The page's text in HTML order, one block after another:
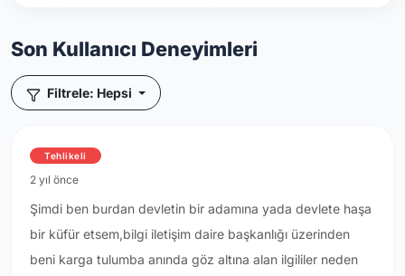
Son Kullanıcı Deneyimleri
Filtrele: Hepsi
Tehlikeli
2 yıl önce
Şimdi ben burdan devletin bir adamına yada devlete haşa
bir küfür etsem,bilgi iletişim daire başkanlığı üzerinden
beni karga tulumba anında göz altına alan ilgililer neden